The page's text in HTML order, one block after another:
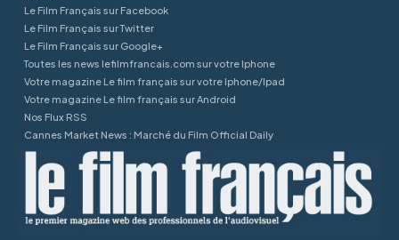
Le Film Français sur Facebook
Le Film Français sur Twitter
Le Film Français sur Google+
Toutes les news lefilmfrancais.com sur votre Iphone
Votre magazine Le film français sur votre Iphone/Ipad
Votre magazine Le film français sur Android
Nos Flux RSS
Cannes Market News : Marché du Film Official Daily